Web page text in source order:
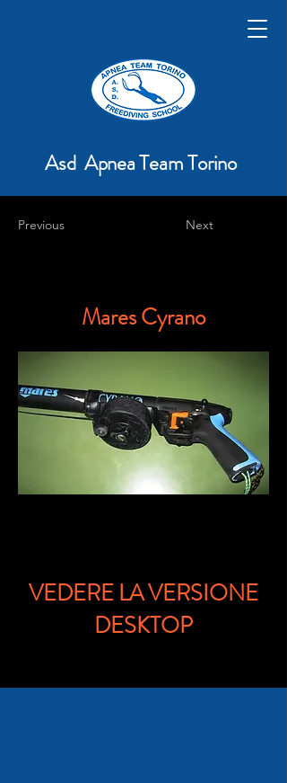
Asd Apnea Team Torino
Previous Next
Mares Cyrano
VEDERE LA VERSIONE
DESKTOP